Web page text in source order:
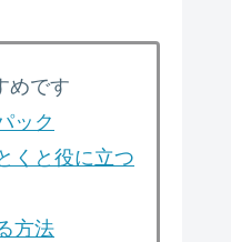
めです
ック
くと役に立つ
方法